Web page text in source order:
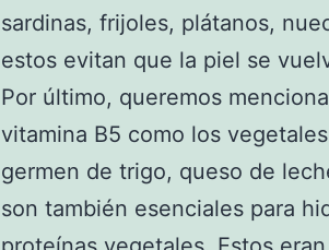
sardinas, frijoles, plátanos,
estos evitan que la piel se
Por último, queremos
vitamina B5 como los
germen de trigo, queso de
son también esenciales para